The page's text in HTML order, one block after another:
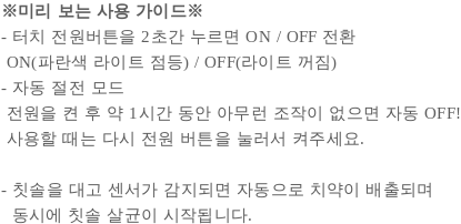
※미리 보는 사용 가이드※
- 터치 전원버튼을 2초간 누르면 ON / OFF 전환
ON(파란색 라이트 점등) / OFF(라이트 꺼짐)
- 자동 절전 모드
전원을 켠 후 약 1시간 동안 아무런 조작이 없으면 자동OFF!
사용할 때는 다시 전원 버튼을 눌러서 켜주세요.
- 칫솔을 대고 센서가 감지되면 자동으로 치약이 배출되며
동시에 칫솔 살균이 시작됩니다.